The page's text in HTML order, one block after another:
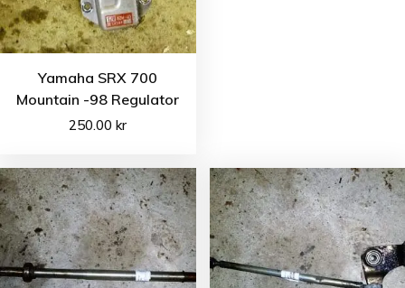
Yamaha SRX 700
Mountain -98 Regulator
250.00kr